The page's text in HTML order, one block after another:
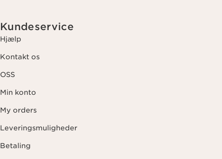
Kundeservice
Hjælp
Kontakt os
OSS
Min konto
My orders
Leveringsmuligheder
Betaling